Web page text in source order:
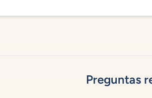
Preguntas